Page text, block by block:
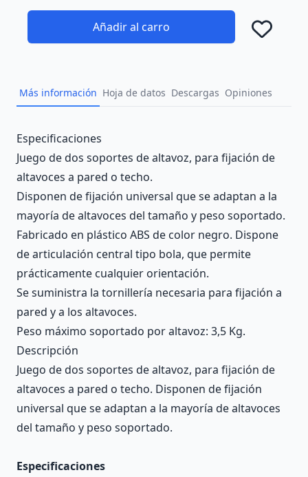
Añadir al carro
Más información Hoja de datos Descargas Opiniones
Description
Especificaciones
Juego de dos soportes de altavoz, para fijación de
altavoces a pared o techo.
Disponen de fijación universal que se adaptan a la
mayoría de altavoces del tamaño y peso soportado.
Fabricado en plástico ABS de color negro. Dispone
de articulación central tipo bola, que permite
prácticamente cualquier orientación.
Se suministra la tornillería necesaria para fijación a
pared y a los altavoces.
Peso máximo soportado por altavoz: 3,5 Kg.
Descripción
Juego de dos soportes de altavoz, para fijación de
altavoces a pared o techo. Disponen de fijación
universal que se adaptan a la mayoría de altavoces
del tamaño y peso soportado.
Especificaciones